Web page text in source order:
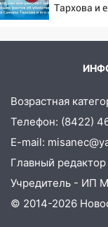
Тархова и
Возрастная
Телефон: (8422)
E-mail:
Главный
Учредитель - ИП
© 2014-2026